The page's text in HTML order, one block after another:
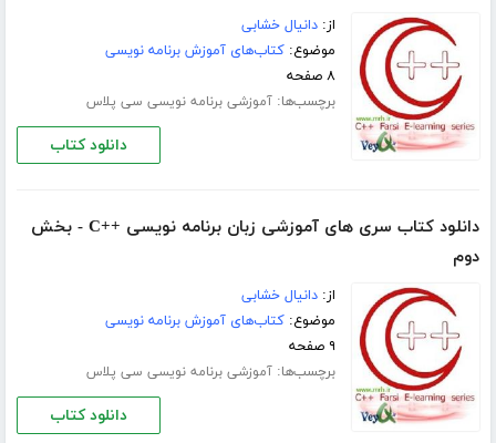
از:دانیال خشابی
موضوع:کتاب‌های آموزش برنامه نویسی
۸ صفحه
برچسب‌ها:آموزشی برنامه نویسی سی پلاس
دانلود کتاب
دانلود کتاب سری های آموزشی زبان برنامه نویسی ++C - بخش
دوم
از:دانیال خشابی
موضوع:کتاب‌های آموزش برنامه نویسی
۹ صفحه
برچسب‌ها:آموزشی برنامه نویسی سی پلاس
دانلود کتاب